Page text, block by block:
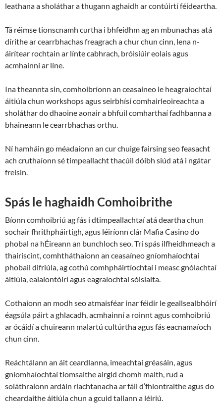
leathana a sholáthar a thugann aghaidh ar contúirtí féideartha.
Tá réimse tionscnamh curtha i bhfeidhm ag an mbunachas atá
dírithe ar cearrbhachas freagrach a chur chun cinn, lena n-
áirítear rochtain ar línte cabhrach, bróisiúir eolais agus
acmhainní ar líne.
Ina theannta sin, comhoibríonn an ceasaíneo le heagraíochtaí
áitiúla chun workshops agus seirbhísí comhairleoireachta a
sholáthar do dhaoine aonair a bhfuil comharthaí fadhbanna a
bhaineann le cearrbhachas orthu.
Ní hamháin go méadaíonn an cur chuige fairsing seo feasacht
ach cruthaíonn sé timpeallacht thacúil dóibh siúd atá i ngátar
freisin.
Spás le haghaidh Comhoibrithe
Bíonn comhoibriú ag fás i dtimpeallachtaí atá deartha chun
sochair fhrithpháirtigh, agus léiríonn clár Mafia Casino do
phobal na hÉireann an bunchloch seo. Trí spás ilfheidhmeach a
thairiscint, comhtháthaíonn an ceasaíneo gníomhaíochtaí
phobail difriúla, ag cothú comhpháirtíochtaí i measc gnólachtaí
áitiúla, ealaíontóirí agus eagraíochtaí sóisialta.
Cothaíonn an modh seo atmaisféar inar féidir le geallsealbhóirí
éagsúla páirt a ghlacadh, acmhainní a roinnt agus comhoibriú
ar ócáidí a chuireann malartú cultúrtha agus fás eacnamaíoch
chun cinn.
Reáchtálann an áit ceardlanna, imeachtaí gréasáin, agus
gníomhaíochtaí tiomsaithe airgid chomh maith, rud a
soláthraíonn ardáin riachtanacha ar fáil d’fhiontraithe agus do
cheardaithe áitiúla chun a gcuid tallann a léiriú.